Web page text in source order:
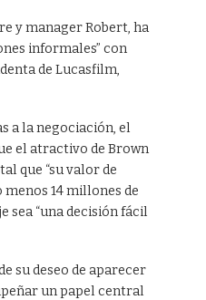
y manager Robert, ha
informales” con
de Lucasfilm,
a la negociación, el
el atractivo de Brown
que “su valor de
menos 14 millones de
sea “una decisión fácil
su deseo de aparecer
un papel central